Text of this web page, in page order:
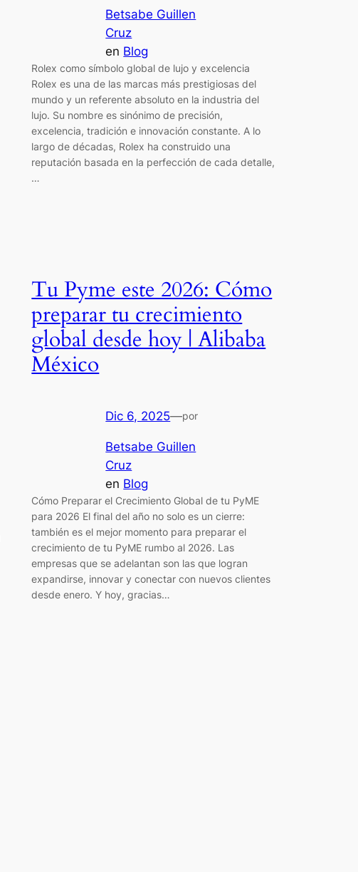
Betsabe Guillen
Cruz
en Blog
Rolex como símbolo global de lujo y excelencia
Rolex es una de las marcas más prestigiosas del
mundo y un referente absoluto en la industria del
lujo. Su nombre es sinónimo de precisión,
excelencia, tradición e innovación constante. A lo
largo de décadas, Rolex ha construido una
reputación basada en la perfección de cada detalle,
…
Tu Pyme este 2026: Cómo
preparar tu crecimiento
global desde hoy | Alibaba
México
Dic 6, 2025—por
Betsabe Guillen
Cruz
en Blog
Cómo Preparar el Crecimiento Global de tu PyME
para 2026 El final del año no solo es un cierre:
también es el mejor momento para preparar el
crecimiento de tu PyME rumbo al 2026. Las
empresas que se adelantan son las que logran
expandirse, innovar y conectar con nuevos clientes
desde enero. Y hoy, gracias…